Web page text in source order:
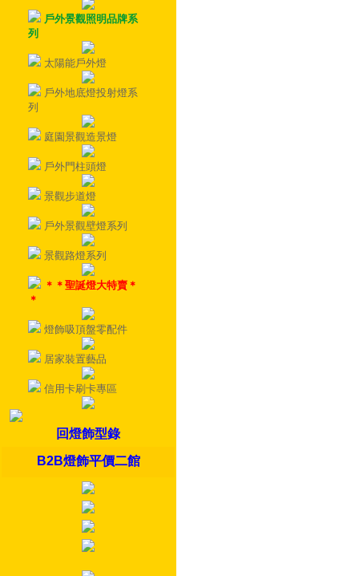
戶外景觀照明品牌系
列
太陽能戶外燈
戶外地底燈投射燈系
列
庭園景觀造景燈
戶外門柱頭燈
景觀步道燈
戶外景觀壁燈系列
景觀路燈系列
＊＊聖誕燈大特賣＊
＊
燈飾吸頂盤零配件
居家裝置藝品
信用卡刷卡專區
回燈飾型錄
B2B燈飾平價二館